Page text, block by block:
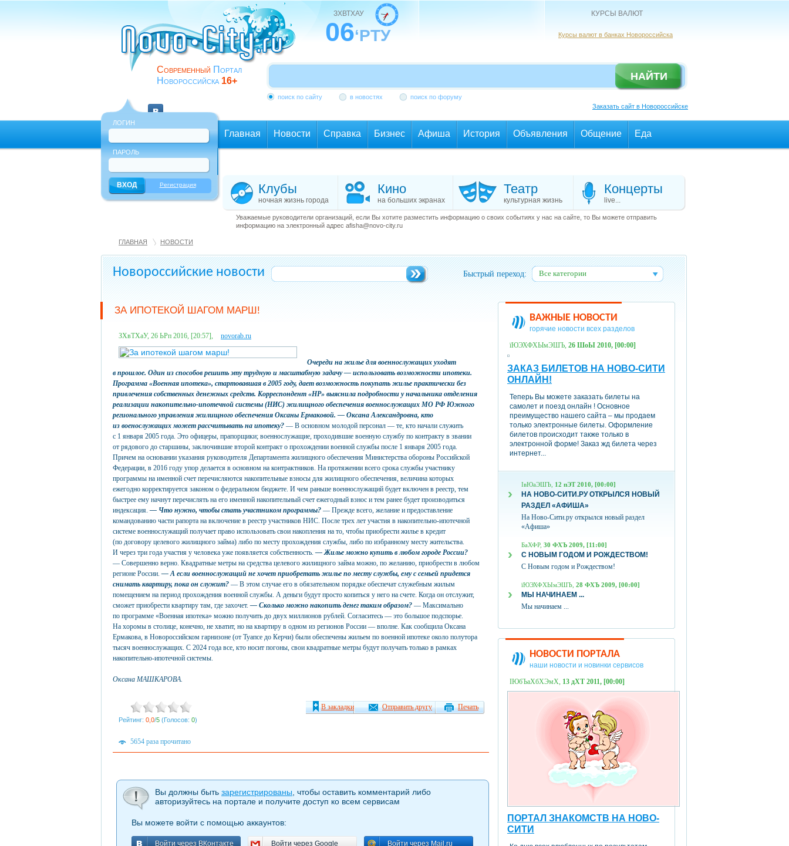
Современный Портал
Новороссийска 16+
ЗХВТХАУ
06‘РТУ
КУРСЫ ВАЛЮТ
Курсы валют в банках Новороссийска
поиск по сайту в новостях
поиск по форуму
Заказать сайт в Новороссийске
ЛОГИН
ПАРОЛЬ
Регистрация
Главная Новости Справка Бизнес Афиша История Объявления Общение Еда
Клубы
ночная жизнь города
Кино
на больших экранах
Театр
культурная жизнь
Концерты
live...
Уважаемые руководители организаций, если Вы хотите разместить информацию о своих событиях у нас на сайте, то Вы можете отправить
информацию на электронный адрес afisha@novo-city.ru
ГЛАВНАЯ НОВОСТИ
Новороссийские новости Быстрый переход: Все категории
ЗА ИПОТЕКОЙ ШАГОМ МАРШ!
ЗХвТХаУ, 26 ЬРп 2016, [20:57], novorab.ru
Очереди на жилье для военнослужащих уходят
в прошлое. Один из способов решить эту трудную и масштабную задачу — использовать возможности ипотеки.
Программа «Военная ипотека», стартовавшая в 2005 году, дает возможность покупать жилье практически без
привлечения собственных денежных средств. Корреспондент «НР» выяснила подробности у начальника отделения
реализации накопительно-ипотечной системы (НИС) жилищного обеспечения военнослужащих МО РФ Южного
регионального управления жилищного обеспечения Оксаны Ермаковой. — Оксана Александровна, кто
из военослужащих может рассчитывать на ипотеку? — В основном молодой персонал — те, кто начали служить
с 1 января 2005 года. Это офицеры, прапорщики; военнослужащие, проходившие военную службу по контракту в звании
от рядового до старшины, заключившие второй контракт о прохождении военной службы после 1 января 2005 года.
Причем на основании указания руководителя Департамента жилищного обеспечения Министерства обороны Российской
Федерации, в 2016 году упор делается в основном на контрактников. На протяжении всего срока службы участнику
программы на именной счет перечисляются накопительные взносы для жилищного обеспечения, величина которых
ежегодно корректируется законом о федеральном бюджете. И чем раньше военнослужащий будет включен в реестр, тем
быстрее ему начнут перечислять на его именной накопительный счет ежегодный взнос и тем ранее будет производиться
индексация.— Что нужно, чтобы стать участником программы? — Прежде всего, желание и предоставление
командованию части рапорта на включение в реестр участников НИС. После трех лет участия в накопительно-ипотечной
системе военнослужащий получает право использовать свои накопления на то, чтобы приобрести жилье в кредит
(по договору целевого жилищного займа) либо по месту прохождения службы, либо по избранному месту жительства.
И через три года участия у человека уже появляется собственность.— Жилье можно купить в любом городе России?
— Совершенно верно. Квадратные метры на средства целевого жилищного займа можно, по желанию, приобрести в любом
регионе России.— А если военнослужащий не хочет приобретать жилье по месту службы, ему с семьей придется
снимать квартиру, пока он служит? — В этом случае его в обязательном порядке обеспечат служебным жилым
помещением на период прохождения военной службы. А деньги будут просто копиться у него на счете. Когда он отслужит,
сможет приобрести квартиру там, где захочет.— Сколько можно накопить денег таким образом? — Максимально
по программе «Военная ипотека» можно получить до двух миллионов рублей. Согласитесь — это большое подспорье.
На хоромы в столице, конечно, не хватит, но на квартиру в одном из регионов России — вполне. Как сообщила Оксана
Ермакова, в Новороссийском гарнизоне (от Туапсе до Керчи) были обеспечены жильем по военной ипотеке около полутора
тысяч военнослужащих. С 2024 года все, кто носит погоны, свои квадратные метры будут получать только в рамках
накопительно-ипотечной системы.
Оксана МАШКАРОВА.
Рейтинг: 0,0/5 (Голосов: 0)
В закладки Отправить другу Печать
5654 раза прочитано
Вы должны быть зарегистрированы , чтобы оставить комментарий либо
авторизуйтесь на портале и получите доступ ко всем сервисам
Вы можете войти с помощью аккаунтов:
Войти через ВКонтакте
Войти через ВКонтакте Войти через Google
Войти через Google Войти через Mail.ru
Войти через Mail.ru
ВАЖНЫЕ НОВОСТИ
горячие новости всех разделов
їЮЭХФХЫмЭШЪ, 26 ШоЫ 2010, [00:00]
ЗАКАЗ БИЛЕТОВ НА НОВО-СИТИ
ОНЛАЙН!
Теперь Вы можете заказать билеты на
самолет и поезд онлайн ! Основное
преимущество нашего сайта – мы продаем
только электронные билеты. Оформление
билетов происходит также только в
электронной форме! Заказ жд билета через
интернет...
ІвЮаЭШЪ, 12 пЭТ 2010, [00:00]
НА НОВО-СИТИ.РУ ОТКРЫЛСЯ НОВЫЙ
РАЗДЕЛ «АФИША»
На Ново-Сити.ру открылся новый раздел
«Афиша»
БаХФР, 30 ФХЪ 2009, [11:00]
С НОВЫМ ГОДОМ И РОЖДЕСТВОМ!
С Новым годом и Рождеством!
їЮЭХФХЫмЭШЪ, 28 ФХЪ 2009, [00:00]
МЫ НАЧИНАЕМ ...
Мы начинаем ...
НОВОСТИ ПОРТАЛА
наши новости и новинки сервисов
ІЮбЪаХбХЭмХ, 13 дХТ 2011, [00:00]
ПОРТАЛ ЗНАКОМСТВ НА НОВО-
СИТИ